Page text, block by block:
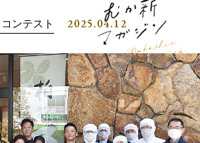
ンテスト 2025.04.12